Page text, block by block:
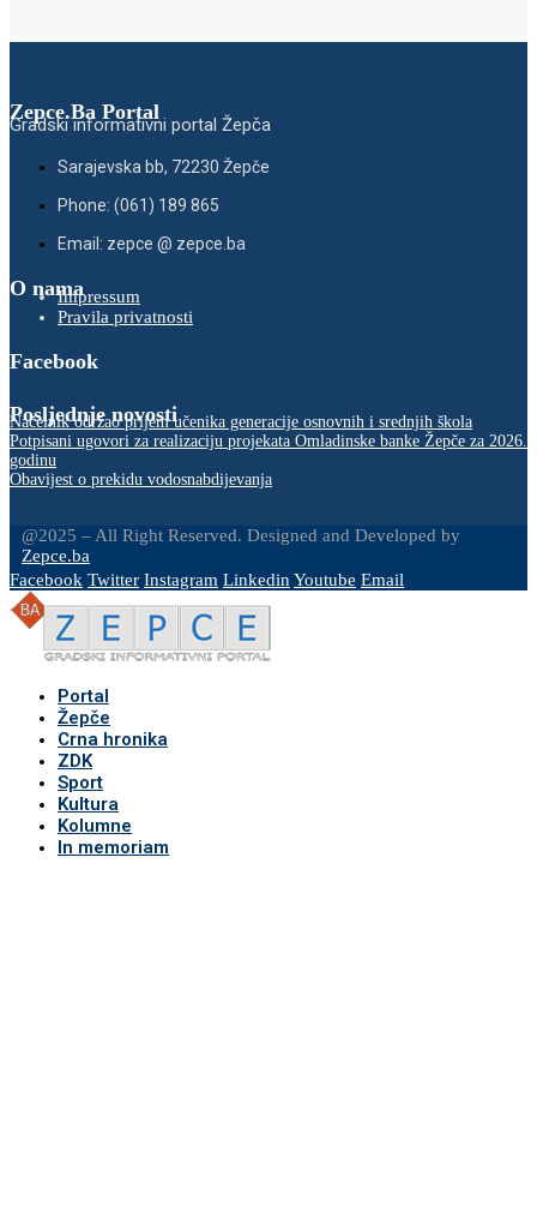
Zepce.Ba Portal
Gradski informativni portal Žepča
Sarajevska bb, 72230 Žepče
Phone: (061) 189 865
Email: zepce @ zepce.ba
O namaImpressum
Pravila privatnosti
Facebook
Posljednje novosti
Načelnik održao prijem učenika generacije osnovnih i srednjih škola
Potpisani ugovori za realizaciju projekata Omladinske banke Žepče za 2026.
godinu
Obavijest o prekidu vodosnabdijevanja
@2025 – All Right Reserved. Designed and Developed by
Zepce.ba
Facebook Twitter Instagram LinkedinYoutube Email
Portal
Žepče
Crna hronika
ZDK
Sport
Kultura
Kolumne
In memoriam